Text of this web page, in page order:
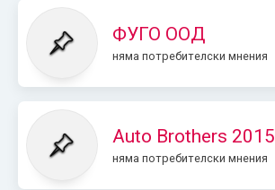
ФУГО ООД
няма потребителски мнения
Auto Brothers 2015
няма потребителски мнения